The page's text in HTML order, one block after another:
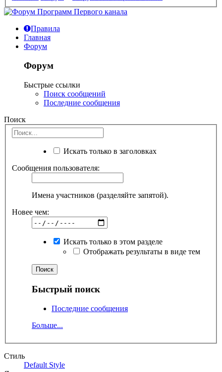
Правила
Главная
Форум
Форум
Быстрые ссылки
Поиск сообщений
Последние сообщения
Поиск
Искать только в заголовках
Сообщения пользователя:
Имена участников (разделяйте запятой).
Новее чем:
Искать только в этом разделе
Отображать результаты в виде тем
Быстрый поиск
Последние сообщения
Больше...
Стиль
Default Style